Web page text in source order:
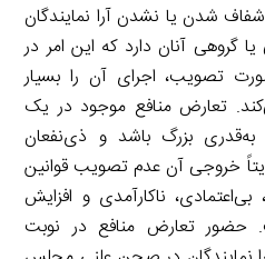
شدن یا نشدن آرا نمایندگان
گروهی آنان دارد که این امر در
تصویب، اجرای آن را بسیار
تعارض منافع موجود در یک
به‌قدری بزرگ باشد و ذی‌نفعان
خروجی آن عدم تصویب قوانین
ناکارآمدی و افزایش
حضور تعارض منافع در نوبت